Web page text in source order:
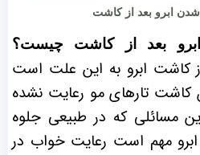
ابرو بعد از کاشت
بعد از کاشت چیست؟
کاشت ابرو به این علت است
تارهای مو رعایت نشده
مسائلی که در طبیعی جلوه
مهم است رعایت خواب در